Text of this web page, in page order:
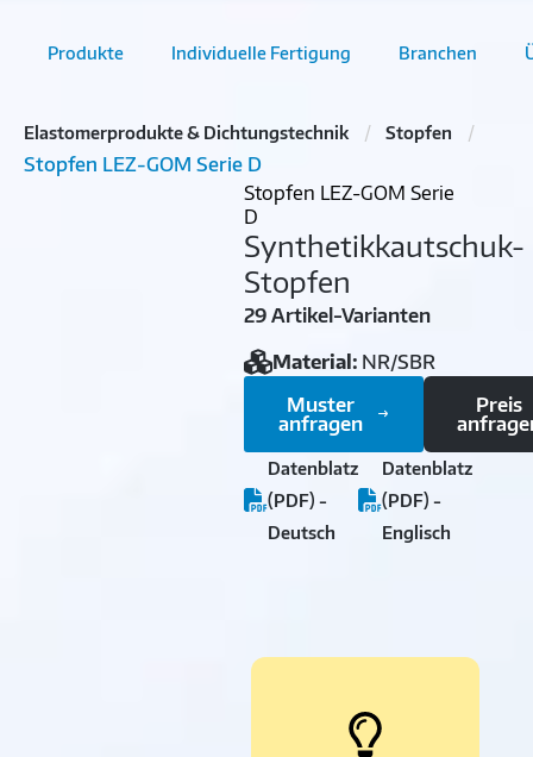
Produkte Individuelle Fertigung Branchen
Elastomerprodukte & Dichtungstechnik Stopfen
Stopfen LEZ-GOM Serie D
Stopfen LEZ-GOM Serie
D
Synthetikkautschuk-
Stopfen
29 Artikel-Varianten
Material: NR/SBR
Muster
anfragen
Preis
Datenblatz
(PDF) -
Deutsch
Datenblatz
(PDF) -
Englisch